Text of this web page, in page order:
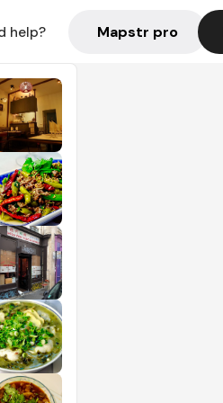
help? Mapstr pro